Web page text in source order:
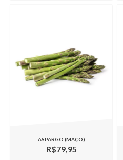
ASPARGO (MAÇO)
R$79,95